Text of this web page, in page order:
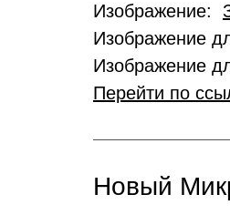
Изображение:
Изображение
Изображение
Перейти по
Новый